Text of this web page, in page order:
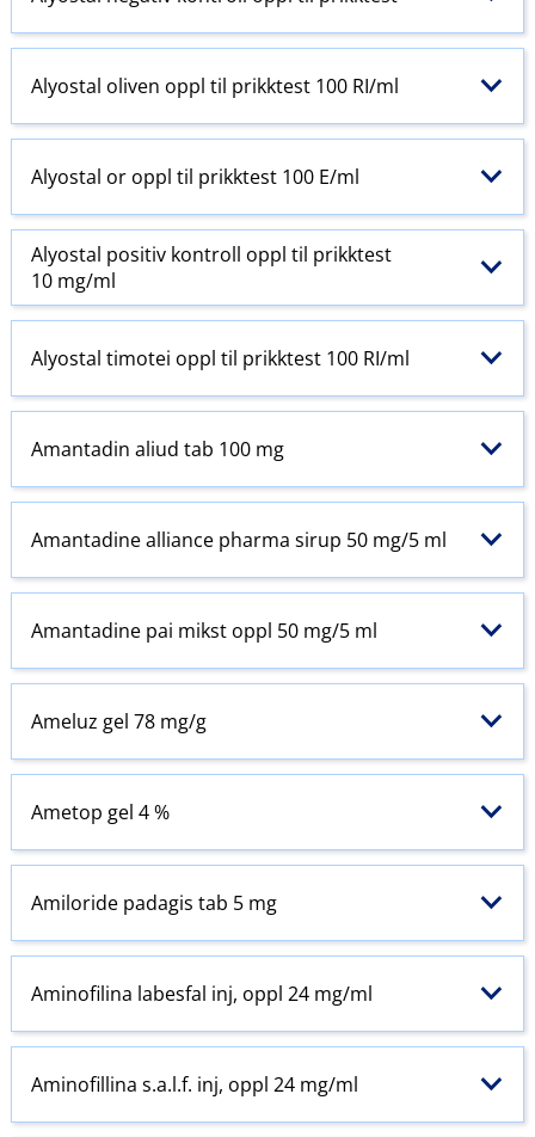
Alyostal oliven oppl til prikktest 100 RI​/​ml
Alyostal or oppl til prikktest 100 E​/​ml
Alyostal positiv kontroll oppl til prikktest
10 mg/ml
Alyostal timotei oppl til prikktest 100 RI​/​ml
Amantadin aliud tab 100 mg
Amantadine alliance pharma sirup 50 mg/5 ml
Amantadine pai mikst oppl 50 mg/5 ml
Ameluz gel 78 mg/g
Ametop gel 4 %
Amiloride padagis tab 5 mg
Aminofilina labesfal inj, oppl 24 mg/ml
Aminofillina s.a.l.f. inj, oppl 24 mg/ml